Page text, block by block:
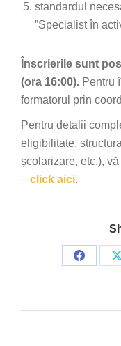
standardul
”Specialist în
Înscrierile sunt
(ora 16:00). Pentru
formatorul prin
Pentru detalii
eligibilitate,
școlarizare, etc.),
– click aici.
Share
Post